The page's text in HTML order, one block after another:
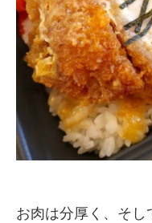
お肉は分厚く、そ